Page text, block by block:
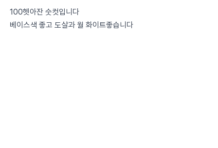
100헷아잔 숫컷입니다
베이스색 좋고 도살과 월 화이트좋습니다